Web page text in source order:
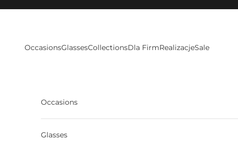
OccasionsGlassesCollectionsDla FirmRealizacjeSale
Occasions
Glasses